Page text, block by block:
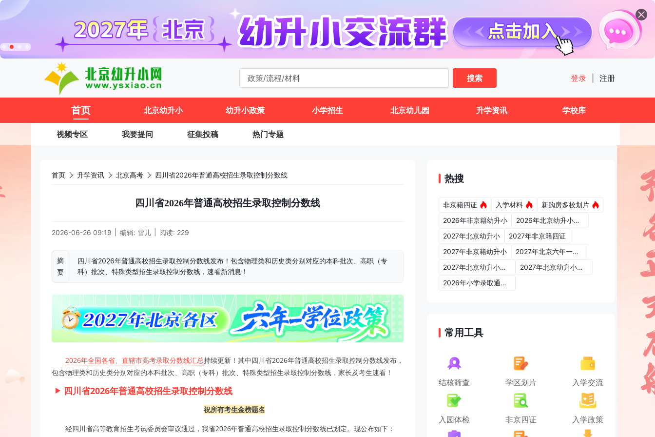
搜索
登录 注册
首页 北京幼升小 幼升小政策 小学招生 北京幼儿园 升学资讯 学校库
视频专区 我要提问 征集投稿 热门专题
首页 升学资讯 北京高考 四川省2026年普通高校招生录取控制分数线
四川省2026年普通高校招生录取控制分数线
2026-06-26 09:19 编辑: 雪儿 阅读: 229
摘
要
四川省2026年普通高校招生录取控制分数线发布！包含物理类和历史类分别对应的本科批次、高职（专
科）批次、特殊类型招生录取控制分数线，速看新消息！
2026年全国各省、直辖市高考录取分数线汇总持续更新！其中四川省2026年普通高校招生录取控制分数线发布，
包含物理类和历史类分别对应的本科批次、高职（专科）批次、特殊类型招生录取控制分数线，家长及考生速看！
四川省2026年普通高校招生录取控制分数线
祝所有考生金榜题名
经四川省高等教育招生考试委员会审议通过，我省2026年普通高校招生录取控制分数线已划定。现公布如下：
热搜
非京籍四证 入学材料
新购房多校划片
2026年非京籍幼升小
2026年北京幼升小入学政策
2027年北京幼升小
2027年非京籍四证
2027年非京籍幼升小
2027年北京六年一学位政策
2027年北京幼升小六年一学位政策
2027年北京幼升小入学政策
2026年小学录取通知书
常用工具
结核筛查 学区划片 入学交流
入园体检 非京四证 入学政策